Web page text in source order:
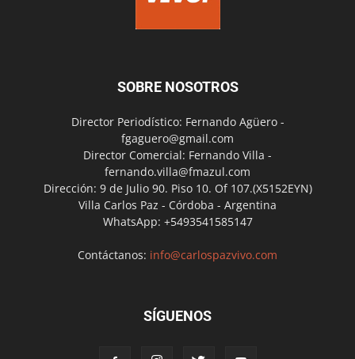
SOBRE NOSOTROS
Director Periodístico: Fernando Agüero -
fgaguero@gmail.com
Director Comercial: Fernando Villa -
fernando.villa@fmazul.com
Dirección: 9 de Julio 90. Piso 10. Of 107.(X5152EYN)
Villa Carlos Paz - Córdoba - Argentina
WhatsApp: +5493541585147
Contáctanos: info@carlospazvivo.com
SÍGUENOS